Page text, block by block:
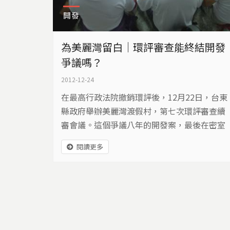
開發
為美麗灣留白｜環評審查能終結開發
爭議嗎？
2012-12-24
在最高行政法院撤銷環評後，12月22日，台東
縣政府舉辦美麗灣渡假村，第七次環評審查續
審會議。這個爭議八年的開發案，最後在密室
協商中，有條件通過環評。然而，爭議，真的
弭平了嗎？
閱讀更多